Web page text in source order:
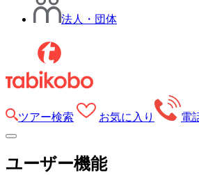
法人・団体
ツアー検索 お気に入り 電
ユーザー機能